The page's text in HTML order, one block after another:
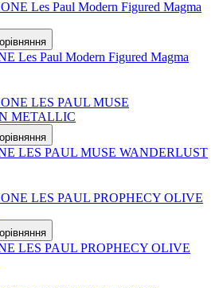
Les Paul Modern Figured Magma
LES PAUL MUSE WANDERLUST
LES PAUL PROPHECY OLIVE